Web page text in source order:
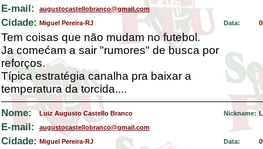
E-mail: augustocastellobranco@gmail.com
Cidade: Miguel Pereira-RJ Data:
Tem coisas que não mudam no futebol.
Ja comećam a sair "rumores" de busca por
reforços.
Típica estratégia canalha pra baixar a
temperatura da torcida....
Nome: Luiz Augusto Castello Branco Nickname:
E-mail: augustocastellobranco@gmail.com
Cidade: Miguel Pereira-RJ Data: